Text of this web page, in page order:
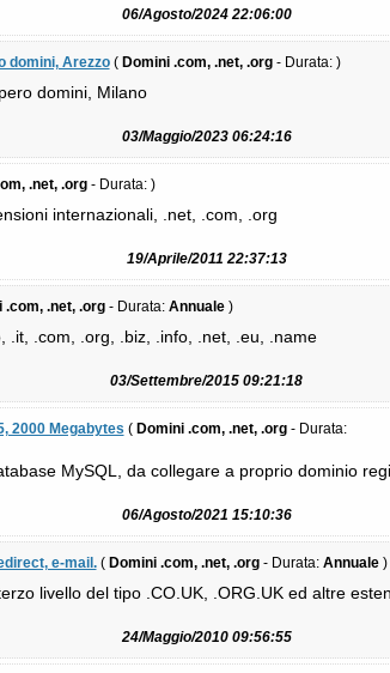
06/Agosto/2024 22:06:00
domini, Arezzo( Domini .com, .net, .org- Durata: )
domini, Milano
03/Maggio/2023 06:24:16
.net, .org- Durata: )
internazionali, .net, .com, .org
19/Aprile/2011 22:37:13
.com, .net, .org- Durata: Annuale)
.it, .com, .org, .biz, .info, .net, .eu, .name
03/Settembre/2015 09:21:18
2000 Megabytes ( Domini .com, .net, .org- Durata:
MySQL, da collegare a proprio dominio
06/Agosto/2021 15:10:36
e-mail.( Domini .com, .net, .org- Durata: Annuale)
livello del tipo .CO.UK, .ORG.UK ed altre
24/Maggio/2010 09:56:55